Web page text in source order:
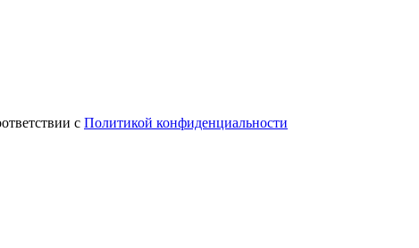
с Политикой конфиденциальности